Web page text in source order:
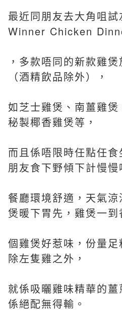
最近同朋友去大角咀試
Winner Chicken
，多款唔同的新款雞煲
（酒精飲品除外）
，
如芝士雞煲、南薑雞煲
秘製椰香雞煲等，
而且係唔限時任點任
朋友食下野傾下計慢慢
餐廳環境舒適，天氣涼
煲暖下胃先，雞煲一到
個雞煲好惹味，份量
除左隻雞之外，
就係吸曬雞味精華的
係絕配無得輸。